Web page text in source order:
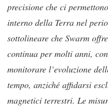
precisione che ci
interno della Terra nel
sottolineare che Swarm
continua per molti anni,
monitorare l’evoluzione
tempo, anziché affidarsi
magnetici terrestri. Le